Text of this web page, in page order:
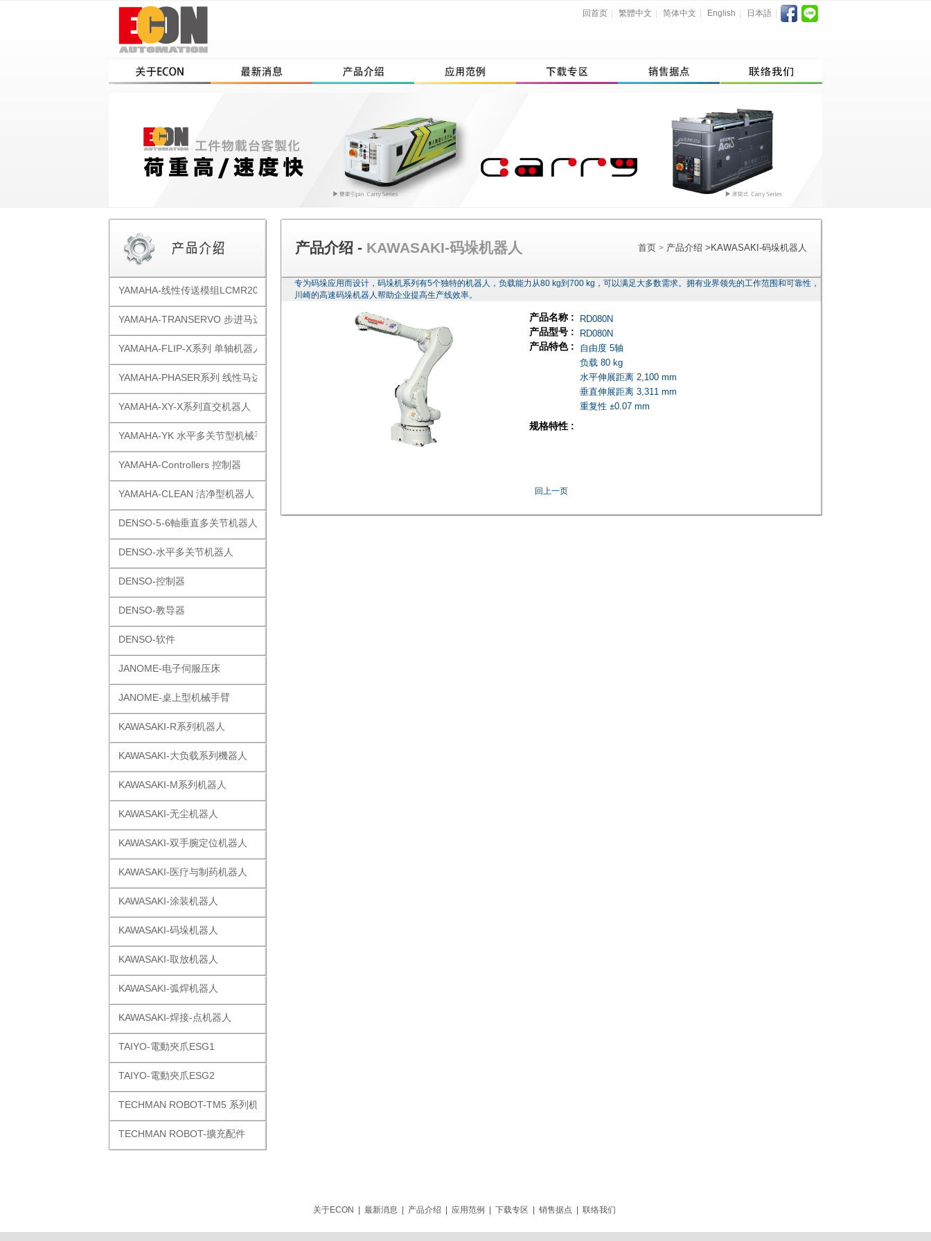
回首页 繁體中文 简体中文 English 日本語
YAMAHA-线性传送模组LCMR200
YAMAHA-TRANSERVO 步进马达单轴
YAMAHA-FLIP-X系列 单轴机器人
YAMAHA-PHASER系列 线性马达
YAMAHA-XY-X系列直交机器人
YAMAHA-YK 水平多关节型机械手
YAMAHA-Controllers 控制器
YAMAHA-CLEAN 洁净型机器人
DENSO-5-6軸垂直多关节机器人
DENSO-水平多关节机器人
DENSO-控制器
DENSO-教导器
DENSO-软件
JANOME-电子伺服压床
JANOME-桌上型机械手臂
KAWASAKI-R系列机器人
KAWASAKI-大负载系列機器人
KAWASAKI-M系列机器人
KAWASAKI-无尘机器人
KAWASAKI-双手腕定位机器人
KAWASAKI-医疗与制药机器人
KAWASAKI-涂装机器人
KAWASAKI-码垛机器人
KAWASAKI-取放机器人
KAWASAKI-弧焊机器人
KAWASAKI-焊接-点机器人
TAIYO-電動夾爪ESG1
TAIYO-電動夾爪ESG2
TECHMAN ROBOT-TM5 系列机器人
TECHMAN ROBOT-擴充配件
产品介绍 - KAWASAKI-码垛机器人 首页 > 产品介绍 > KAWASAKI-码垛机器人
专为码垛应用而设计，码垛机系列有5个独特的机器人，负载能力从80 kg到700 kg，可以满足大多数需求。拥有业界领先的工作范围和可靠性，
川崎的高速码垛机器人帮助企业提高生产线效率。
产品名称 : RD080N
产品型号 : RD080N
产品特色 : 自由度 5轴
负载 80 kg
水平伸展距离 2,100 mm
垂直伸展距离 3,311 mm
重复性 ±0.07 mm
规格特性 :
回上一页
关于ECON 最新消息 产品介绍 应用范例 下载专区 销售据点 联络我们